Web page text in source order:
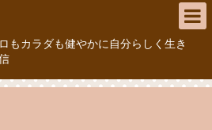
もカラダも健やかに自分らしく生き